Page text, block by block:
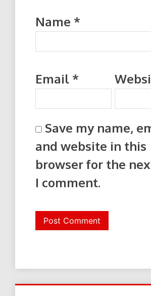
Name *
Email *
Save my name,
and website in this
browser for the
I comment.